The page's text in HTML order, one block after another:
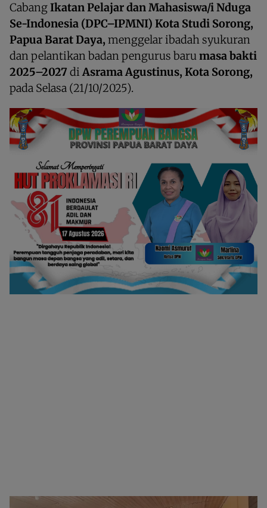
CabangIkatan Pelajar dan Mahasiswa/i Nduga
Se-Indonesia (DPC–IPMNI) Kota Studi Sorong,
Papua Barat Daya, menggelar ibadah syukuran
dan pelantikan badan pengurus barumasa bakti
2025–2027 diAsrama Agustinus, Kota Sorong,
pada Selasa (21/10/2025).